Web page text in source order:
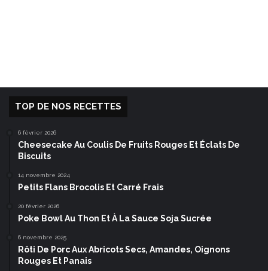
TOP DE NOS RECETTES
6 février 2026
Cheesecake Au Coulis De Fruits Rouges Et Éclats De
Biscuits
14 novembre 2024
Petits Flans Brocolis Et Carré Frais
20 février 2026
Poke Bowl Au Thon Et À La Sauce Soja Sucrée
6 novembre 2025
Rôti De Porc Aux Abricots Secs, Amandes, Oignons
Rouges Et Panais